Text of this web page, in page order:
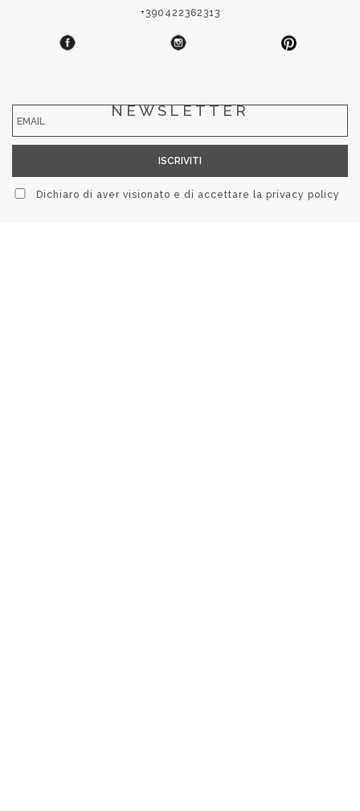
+390422362313
NEWSLETTER
Dichiaro di aver visionato e di accettare la privacy policy